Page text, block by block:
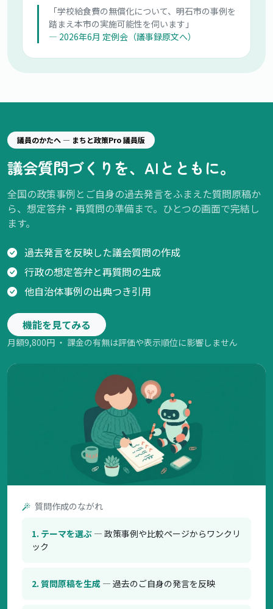
「学校給食費の無償化について、明石市の事例を
踏まえ本市の実施可能性を伺います」
— 2026年6月 定例会（議事録原文へ）
議員のかたへ — まちと政策Pro 議員版
議会質問づくりを、AIとともに。
全国の政策事例とご自身の過去発言をふまえた質問原稿か
ら、想定答弁・再質問の準備まで。ひとつの画面で完結し
ます。
過去発言を反映した議会質問の作成
行政の想定答弁と再質問の生成
他自治体事例の出典つき引用
機能を見てみる
月額9,800円 ・ 課金の有無は評価や表示順位に影響しません
質問作成のながれ
1. テーマを選ぶ — 政策事例や比較ページからワンクリ
ック
2. 質問原稿を生成 — 過去のご自身の発言を反映